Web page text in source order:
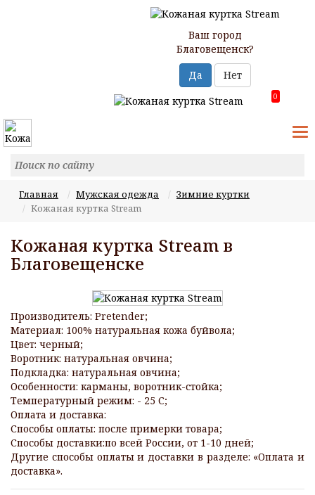
Ваш город
Благовещенск?
Да
Нет
0
Главная Мужская одежда
Зимние куртки
Кожаная куртка Stream
Кожаная куртка Stream в
Благовещенске
Производитель: Pretender;
Материал: 100% натуральная кожа буйвола;
Цвет: черный;
Воротник: натуральная овчина;
Подкладка: натуральная овчина;
Особенности: карманы, воротник-стойка;
Температурный режим: - 25 С;
Оплата и доставка:
Способы оплаты: после примерки товара;
Способы доставки:по всей России, от 1-10 дней;
Другие способы оплаты и доставки в разделе: «Оплата и
доставка».